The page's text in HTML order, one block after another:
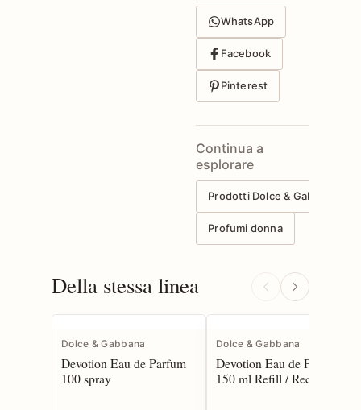
WhatsApp
Facebook
Pinterest
Continua a
esplorare
Prodotti Dolce & Gabbana
Profumi donna
Della stessa linea
Dolce & Gabbana
Devotion Eau de Parfum
100 spray
Dolce & Gabbana
Devotion Eau de Parfum
150 ml Refill / Rechange